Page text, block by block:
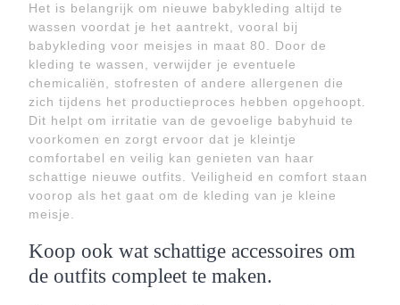
Het is belangrijk om nieuwe babykleding altijd te
wassen voordat je het aantrekt, vooral bij
babykleding voor meisjes in maat 80. Door de
kleding te wassen, verwijder je eventuele
chemicaliën, stofresten of andere allergenen die
zich tijdens het productieproces hebben opgehoopt.
Dit helpt om irritatie van de gevoelige babyhuid te
voorkomen en zorgt ervoor dat je kleintje
comfortabel en veilig kan genieten van haar
schattige nieuwe outfits. Veiligheid en comfort staan
voorop als het gaat om de kleding van je kleine
meisje.
Koop ook wat schattige accessoires om
de outfits compleet te maken.